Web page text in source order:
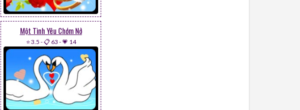
Một Tình Yêu Chớm Nở
⭐ 3.5 -📋 63 -💗 14